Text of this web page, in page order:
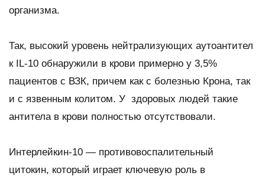
организма.
Так, высокий уровень нейтрализующих аутоантител
к IL-10 обнаружили в крови примерно у 3,5%
пациентов с ВЗК, причем как с болезнью Крона, так
и с язвенным колитом. У здоровых людей такие
антитела в крови полностью отсутствовали.
Интерлейкин-10 — противовоспалительный
цитокин, который играет ключевую роль в